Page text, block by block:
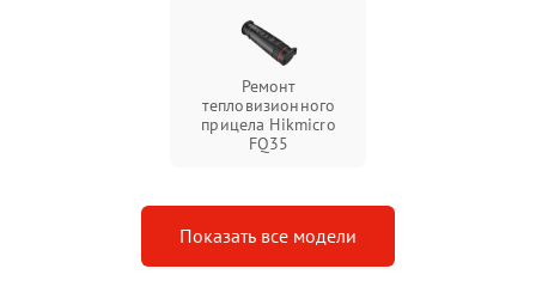
Ремонт
тепловизионного
прицела Hikmicro
FQ35
Показать все модели